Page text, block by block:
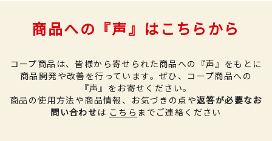
商品への『声』はこちらから
コープ商品は、皆様から寄せられた商品への『声』をもとに
商品開発や改善を行っています。 ぜひ、コープ商品への
『声』をお寄せください。
商品の使用方法や商品情報、お気づきの点や返答が必要なお
問い合わせは こちら までご連絡ください